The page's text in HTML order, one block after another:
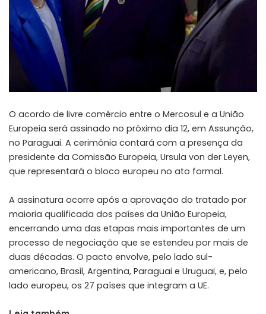
O acordo de livre comércio entre o Mercosul e a União
Europeia será assinado no próximo dia 12, em Assunção,
no Paraguai. A cerimônia contará com a presença da
presidente da Comissão Europeia, Ursula von der Leyen,
que representará o bloco europeu no ato formal.
A assinatura ocorre após a aprovação do tratado por
maioria qualificada dos países da União Europeia,
encerrando uma das etapas mais importantes de um
processo de negociação que se estendeu por mais de
duas décadas. O pacto envolve, pelo lado sul-
americano, Brasil, Argentina, Paraguai e Uruguai, e, pelo
lado europeu, os 27 países que integram a UE.